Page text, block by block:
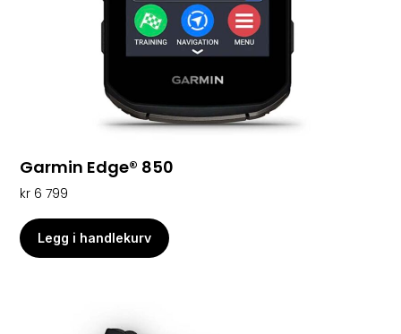
Garmin Edge® 850
kr 6 799
Legg i handlekurv